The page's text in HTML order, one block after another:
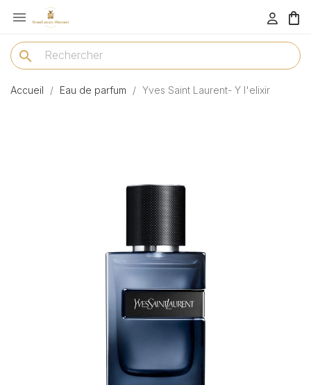
menu 
search
Accueil Eau de parfum Yves Saint Laurent- Y l'elixir